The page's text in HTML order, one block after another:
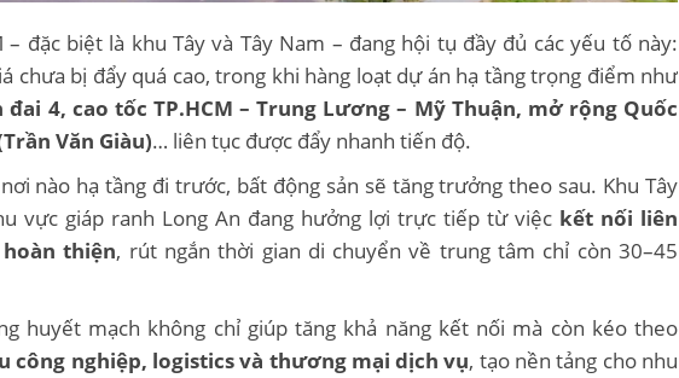
– đặc biệt là khu Tây và Tây Nam – đang hội tụ đầy đủ các yếu tố này:
chưa bị đẩy quá cao, trong khi hàng loạt dự án hạ tầng trọng điểm như
đai 4, cao tốc TP.HCM – Trung Lương – Mỹ Thuận, mở rộng Quốc
Văn Giàu)… liên tục được đẩy nhanh tiến độ.
nào hạ tầng đi trước, bất động sản sẽ tăng trưởng theo sau. Khu Tây
vực giáp ranh Long An đang hưởng lợi trực tiếp từ việc kết nối liên
thiện, rút ngắn thời gian di chuyển về trung tâm chỉ còn 30–45
huyết mạch không chỉ giúp tăng khả năng kết nối mà còn kéo theo
công nghiệp, logistics và thương mại dịch vụ, tạo nền tảng cho nhu